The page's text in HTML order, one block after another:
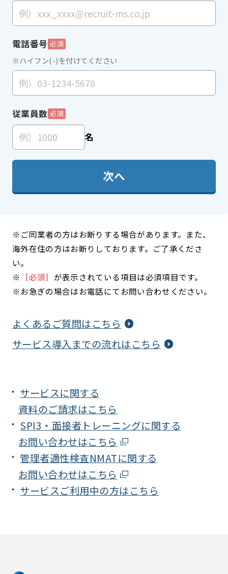
電話番号 必須
※ハイフン(-)を付けてください
従業員数 必須
名
次へ
※ご同業者の方はお断りする場合があります。また、
海外在住の方はお断りしております。ご了承くださ
い。
※ ［必須］ が表示されている項目は必須項目です。
※お急ぎの場合はお電話にてお問い合わせください。
よくあるご質問はこちら
サービス導入までの流れはこちら
サービスに関する
資料のご請求はこちら
SPI3・面接者トレーニングに関する
お問い合わせはこちら
管理者適性検査NMATに関する
お問い合わせはこちら
サービスご利用中の方はこちら